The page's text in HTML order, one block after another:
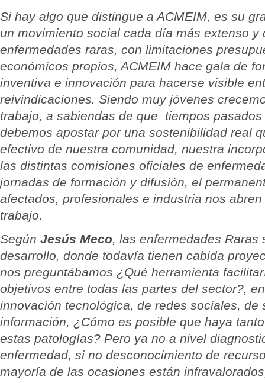
Si hay algo que distingue a ACMEIM, es su
un movimiento social cada día más extenso y
enfermedades raras, con limitaciones
económicos propios, ACMEIM hace gala de
inventiva e innovación para hacerse visible
reivindicaciones. Siendo muy jóvenes
trabajo, a sabiendas de que tiempos
debemos apostar por una sostenibilidad real
efectivo de nuestra comunidad, nuestra
las distintas comisiones oficiales de
jornadas de formación y difusión, el
afectados, profesionales e industria nos
trabajo.
Según Jesús Meco, las enfermedades Raras
desarrollo, donde todavía tienen cabida
nos preguntábamos ¿Qué herramienta
objetivos entre todas las partes del sector?,
innovación tecnológica, de redes sociales, de
información, ¿Cómo es posible que haya
estas patologías? Pero ya no a nivel
enfermedad, si no desconocimiento de
mayoría de las ocasiones están